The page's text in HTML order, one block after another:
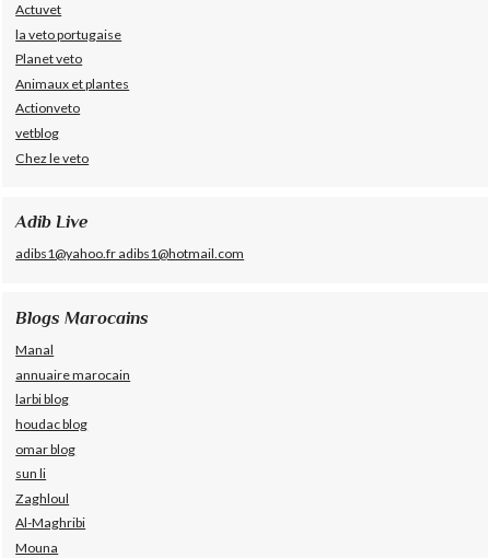
Actuvet
la veto portugaise
Planet veto
Animaux et plantes
Actionveto
vetblog
Chez le veto
Adib Live
adibs1@yahoo.fr adibs1@hotmail.com
Blogs Marocains
Manal
annuaire marocain
larbi blog
houdac blog
omar blog
sun li
Zaghloul
Al-Maghribi
Mouna